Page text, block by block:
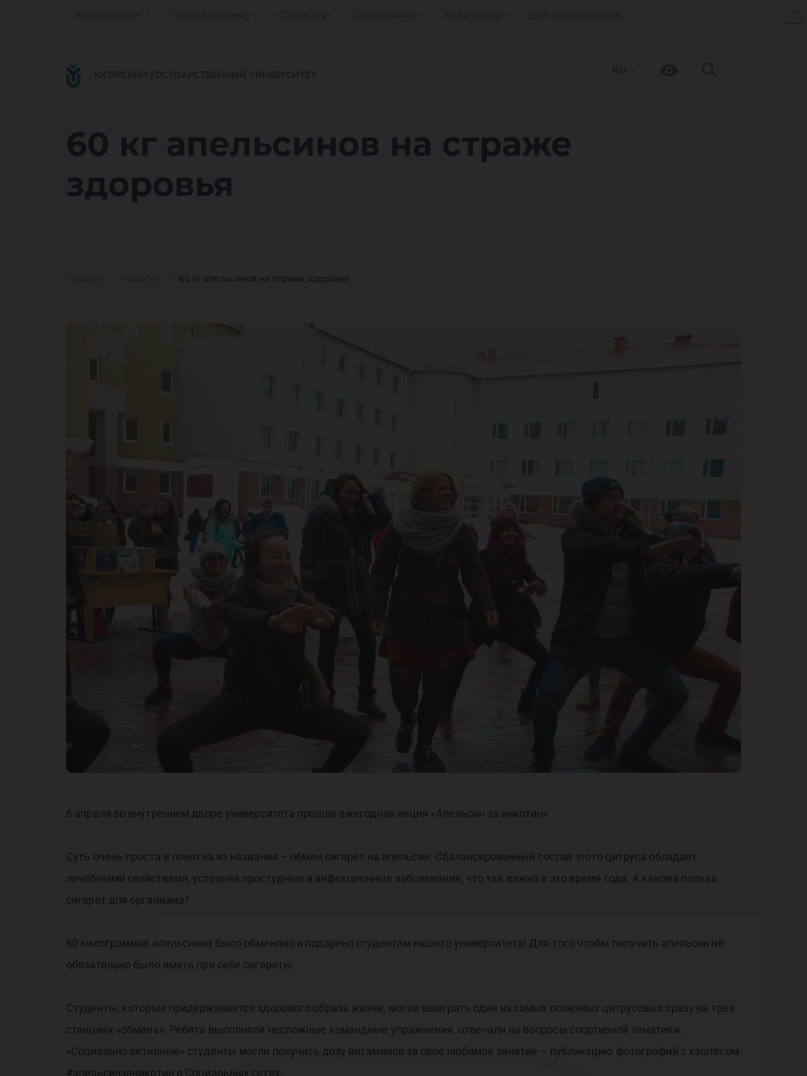
60 кг апельсинов на страже
здоровья
60 кг апельсинов на страже здоровья
60 кг
на
здоровья
6 апреля во внутреннем дворе университета прошла ежегодная акция «Апельсин за никотин».
Суть очень проста и понятна из названия – обмен сигарет на апельсин. Сбалансированный состав этого цитруса обладает
лечебными свойствами, устраняя простудные и инфекционные заболевания, что так важно в это время года. А какова польза
сигарет для организма?
60 килограммов апельсинов было обменяно и подарено студентам нашего университета! Для того чтобы получить апельсин не
обязательно было иметь при себе сигареты.
Студенты, которые придерживается здорового образа жизни, могли выиграть один из самых полезных цитрусовых сразу на трех
станциях «обмена». Ребята выполняли несложные командные упражнения, отвечали на вопросы спортивной тематики.
«Социально активные» студенты могли получить дозу витаминов за свое любимое занятие – публикацию фотографий с хэштегом
#апельсинзаникотин в Социальных сетях.